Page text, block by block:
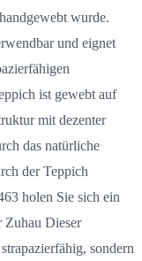
wurde.
und eignet
ist gewebt auf
mit dezenter
das natürliche
der Teppich
holen Sie sich ein
Zuhau Dieser
sondern